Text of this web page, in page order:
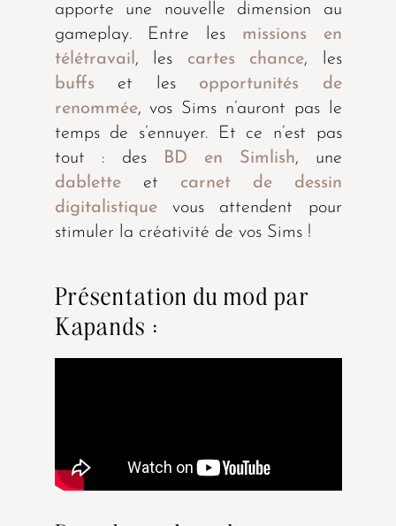
apporte une nouvelle dimension au
gameplay. Entre les missions en
télétravail, les cartes chance, les
buffs et les opportunités de
renommée, vos Sims n’auront pas le
temps de s’ennuyer. Et ce n’est pas
tout : des
BD en Simlish, une
dabletteet carnet de dessin
digitalistiquevous attendent pour
stimuler la créativité de vos Sims !
Présentation du mod par
Kapands :